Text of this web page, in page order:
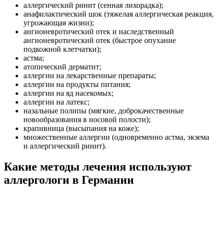
аллергический ринит (сенная лихорадка);
анафилактический шок (тяжелая аллергическая реакция,
угрожающая жизни);
ангионевротический отек и наследственный
ангионевротический отек (быстрое опухание
подкожной клетчатки);
астма;
атопический дерматит;
аллергии на лекарственные препараты;
аллергии на продукты питания;
аллергии на яд насекомых;
аллергии на латекс;
назальные полипы (мягкие, доброкачественные
новообразования в носовой полости);
крапивница (высыпания на коже);
множественные аллергии (одновременно астма, экзема
и аллергический ринит).
Какие методы лечения используют
аллергологи в Германии